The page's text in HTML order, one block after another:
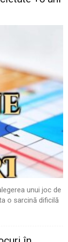
unui joc de
o sarcină dificilă